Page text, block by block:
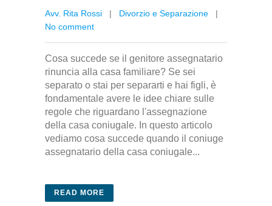
Avv. Rita Rossi | Divorzio e Separazione |
No comment
Cosa succede se il genitore assegnatario
rinuncia alla casa familiare? Se sei
separato o stai per separarti e hai figli, è
fondamentale avere le idee chiare sulle
regole che riguardano l'assegnazione
della casa coniugale. In questo articolo
vediamo cosa succede quando il coniuge
assegnatario della casa coniugale...
READ MORE